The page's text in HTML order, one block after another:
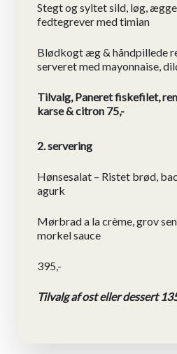
Stegt og syltet sild, løg,
fedtegrever med timian
Blødkogt æg & håndpillede
serveret med mayonnaise,
Tilvalg, Paneret fiskefilet,
karse & citron 75,-
2. servering
Hønsesalat – Ristet brød,
agurk
Mørbrad a la crème, grov
morkel sauce
395,-
Tilvalg af ost eller dessert